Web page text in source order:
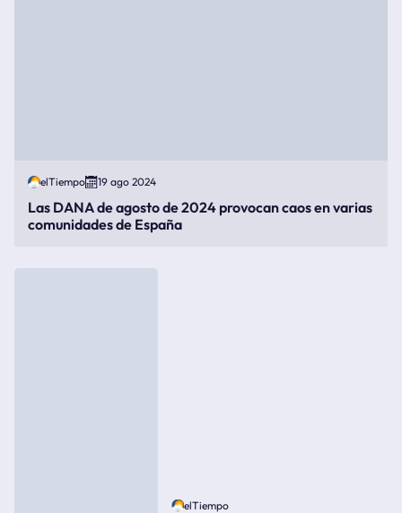
elTiempo 19 ago 2024
Las DANA de agosto de 2024 provocan caos en varias
comunidades de España
elTiempo